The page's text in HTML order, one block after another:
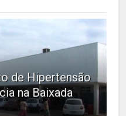
de Hipertensão
na Baixada